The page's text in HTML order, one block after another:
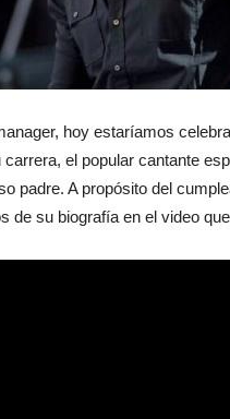
hoy estaríamos
el popular cantante
padre. A propósito del
de su biografía en el video